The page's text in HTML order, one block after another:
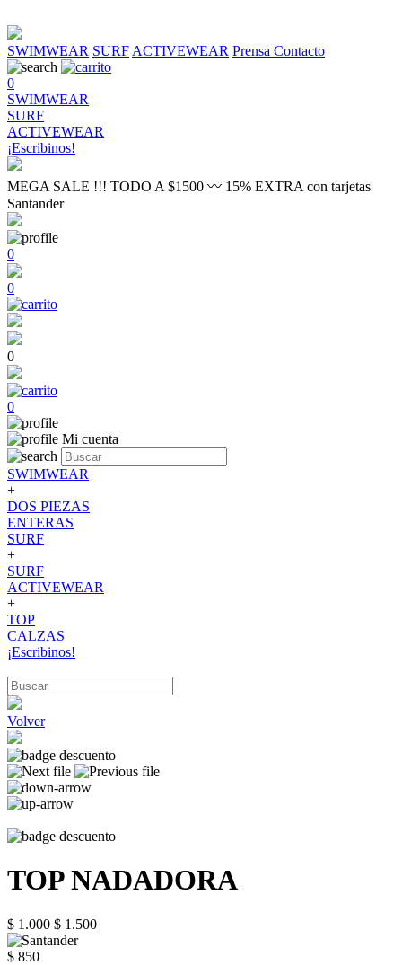
SWIMWEAR SURF ACTIVEWEAR Prensa Contacto
0
SWIMWEAR
SURF
ACTIVEWEAR
¡Escribinos!
MEGA SALE !!! TODO A $1500 〰 15% EXTRA con tarjetas
Santander
0
0
0
0
Mi cuenta
SWIMWEAR
+
DOS PIEZAS
ENTERAS
SURF
+
SURF
ACTIVEWEAR
+
TOP
CALZAS
¡Escribinos!
Volver
TOP NADADORA
$ 1.000 $ 1.500
$ 850